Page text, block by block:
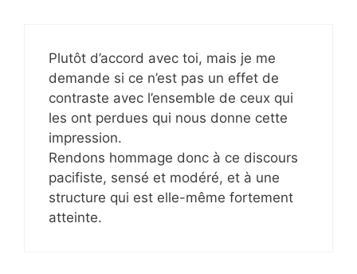
Plutôt d’accord avec toi, mais je me
demande si ce n’est pas un effet de
contraste avec l’ensemble de ceux qui
les ont perdues qui nous donne cette
impression.
Rendons hommage donc à ce discours
pacifiste, sensé et modéré, et à une
structure qui est elle-même fortement
atteinte.